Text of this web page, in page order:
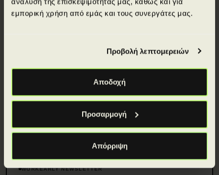
εμπορική χρήση από εμάς και τους συνεργάτες μας.
Προβολή λεπτομερειών
Αποδοχή
Προσαρμογή
Απόρριψη
WORKEARLY NEWSLETTER